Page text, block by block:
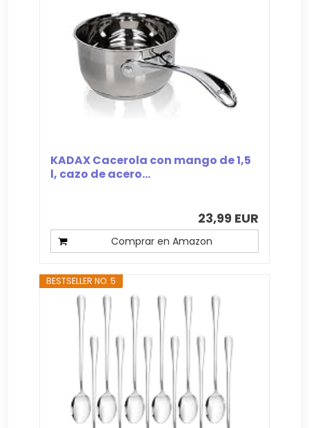
KADAX Cacerola con mango de 1,5
l, cazo de acero...
23,99 EUR
Comprar en Amazon
BESTSELLER NO. 5